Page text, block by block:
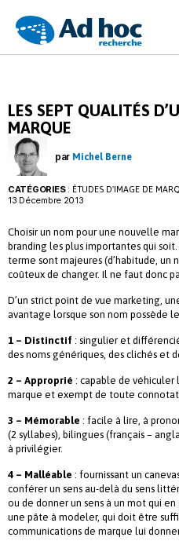
Ad
LES SEPT QUALITÉS
MARQUE
par Michel Berne
CATÉGORIES: ÉTUDES D'IMAGE DE
13 Décembre 2013
Choisir un nom pour une nouvelle
branding les plus importantes qui
terme sont majeures (d’habitude, un
coûteux de changer. Il ne faut donc
D’un strict point de vue marketing,
avantage lorsque son nom possède
1 – Distinctif : singulier et
des noms génériques, des clichés et
2 – Approprié : capable de
marque et exempt de toute
3 – Mémorable : facile à lire, à
(2 syllabes), bilingues (français –
à privilégier.
4 – Malléable : fournissant un
conférer un sens au-delà du sens
ou de donner un sens à un mot qui en
une pâte à modeler, qui doit être
communications de marque lui